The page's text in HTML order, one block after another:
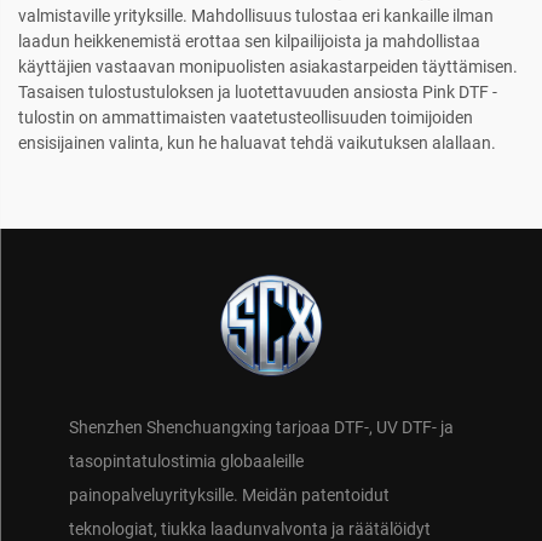
valmistaville yrityksille. Mahdollisuus tulostaa eri kankaille ilman
laadun heikkenemistä erottaa sen kilpailijoista ja mahdollistaa
käyttäjien vastaavan monipuolisten asiakastarpeiden täyttämisen.
Tasaisen tulostustuloksen ja luotettavuuden ansiosta Pink DTF -
tulostin on ammattimaisten vaatetusteollisuuden toimijoiden
ensisijainen valinta, kun he haluavat tehdä vaikutuksen alallaan.
Shenzhen Shenchuangxing tarjoaa DTF-, UV DTF- ja
tasopintatulostimia globaaleille
painopalveluyrityksille. Meidän patentoidut
teknologiat, tiukka laadunvalvonta ja räätälöidyt